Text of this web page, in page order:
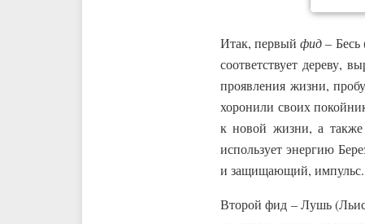
Итак, первыйфид– Бесь
соответствует дереву,
проявления жизни,
хоронили своих
к новой жизни, а также
использует энергию
и защищающий, импульс.
Второй фид – Лушь